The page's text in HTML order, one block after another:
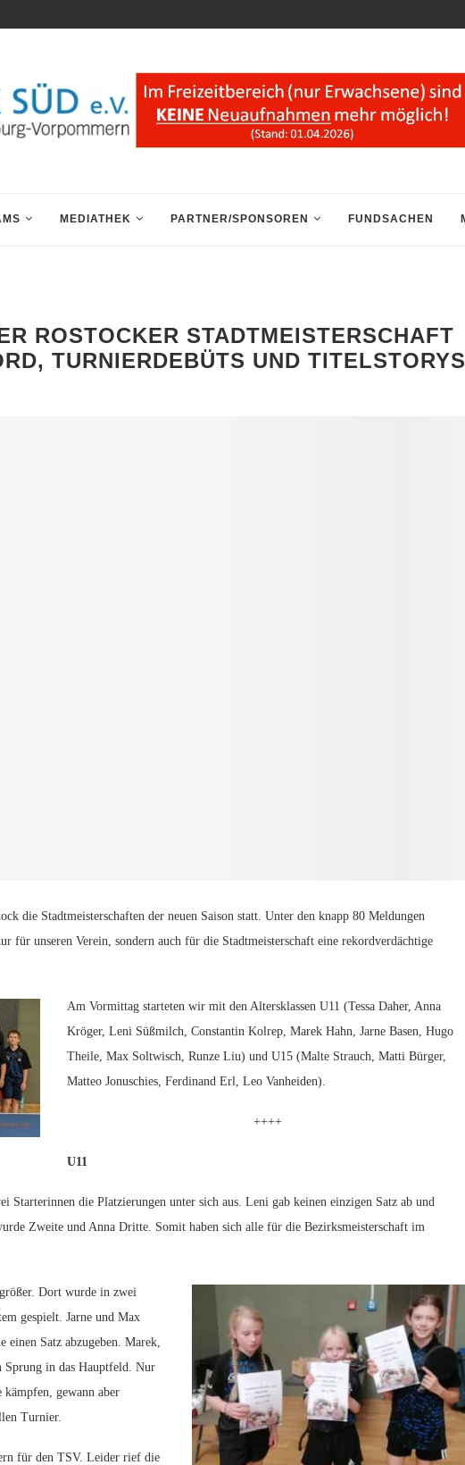
MEDIATHEK PARTNER/SPONSOREN FUNDSACHEN
ROSTOCKER STADTMEISTERSCHAFT
TURNIERDEBÜTS UND TITELSTORYS
die Stadtmeisterschaften der neuen Saison statt. Unter den knapp 80 Meldungen
für unseren Verein, sondern auch für die Stadtmeisterschaft eine rekordverdächtige
Am Vormittag starteten wir mit den Altersklassen U11 (Tessa Daher, Anna
Kröger, Leni Süßmilch, Constantin Kolrep, Marek Hahn, Jarne Basen, Hugo
Theile, Max Soltwisch, Runze Liu) und U15 (Malte Strauch, Matti Bürger,
Matteo Jonuschies, Ferdinand Erl, Leo Vanheiden).
++++
U11
Starterinnen die Platzierungen unter sich aus. Leni gab keinen einzigen Satz ab und
Zweite und Anna Dritte. Somit haben sich alle für die Bezirksmeisterschaft im
Dort wurde in zwei
gespielt. Jarne und Max
einen Satz abzugeben. Marek,
Sprung in das Hauptfeld. Nur
gewann aber
Turnier.
für den TSV. Leider rief die